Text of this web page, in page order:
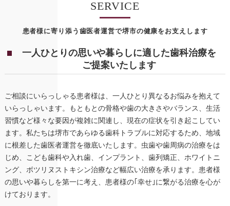
患者様に寄り添う歯医者運営で堺市の健康をお支えします
SERVICE
一人ひとりの思いや暮らしに適した歯科治療を
ご提案いたします
ご相談にいらっしゃる患者様は、一人ひとり異なるお悩みを抱えて
いらっしゃいます。もともとの骨格や歯の大きさやバランス、生活
習慣など様々な要因が複雑に関連し、現在の症状を引き起こしてい
ます。私たちは堺市であらゆる歯科トラブルに対応するため、地域
に根差した歯医者運営を徹底いたします。虫歯や歯周病の治療をは
じめ、こども歯科や入れ歯、インプラント、歯列矯正、ホワイトニ
ング、ボツリヌストキシン治療など幅広い治療を承ります。患者様
の思いや暮らしを第一に考え、患者様の｢幸せ｣に繋がる治療を心が
けております。